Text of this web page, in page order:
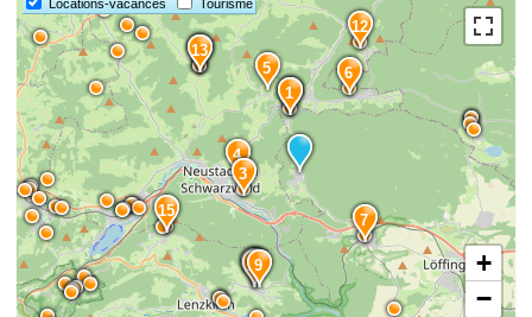
Locations-vacances Tourisme
15
14
13
12
11
10
9
8
7
6
5
4
3
2
1
+
−